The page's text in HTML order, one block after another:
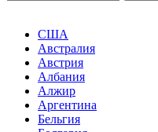
США
Австралия
Австрия
Албания
Алжир
Аргентина
Бельгия